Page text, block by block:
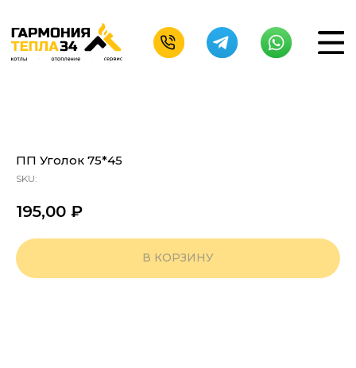
ПП Уголок 75*45
SKU:
195,00 ₽
В КОРЗИНУ